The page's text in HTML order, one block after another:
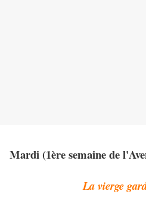
Mardi (1ère semaine de
La vierge